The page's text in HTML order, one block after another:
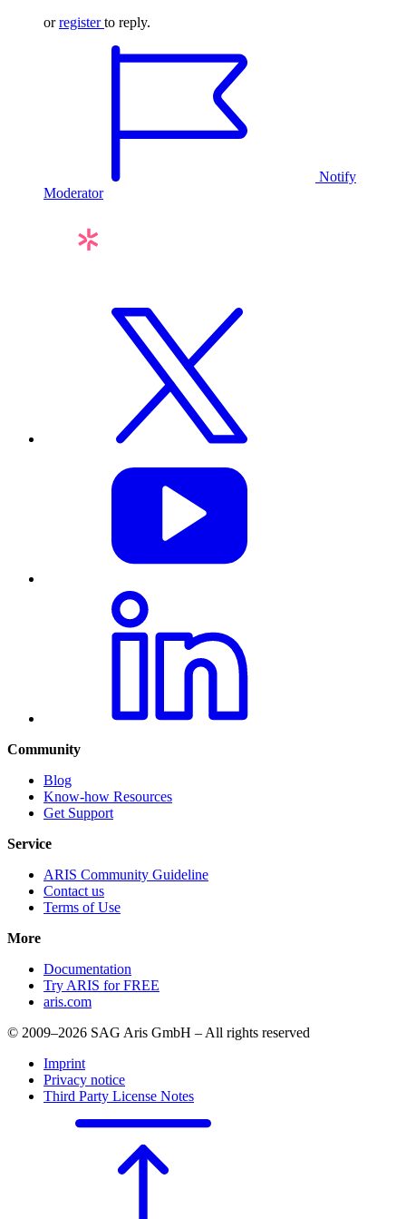
orregister to reply.
Notify
Moderator
Community
Blog
Know-how Resources
Get Support
Service
ARIS Community Guideline
Contact us
Terms of Use
More
Documentation
Try ARIS for FREE
aris.com
© 2009–2026 SAG Aris GmbH – All rights reserved
Imprint
Privacy notice
Third Party License Notes